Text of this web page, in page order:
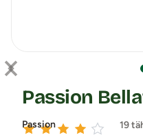
Passion
Passion
19